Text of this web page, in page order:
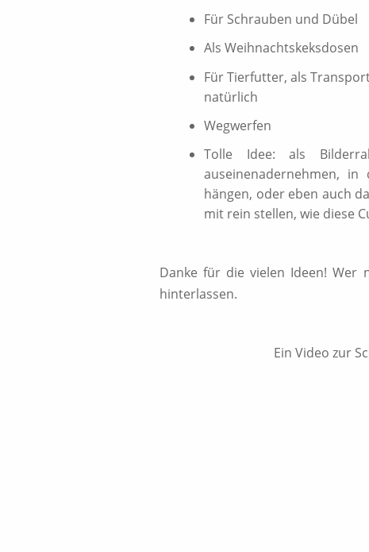
Für Schrauben und Dübel
Als Weihnachtskeksdosen
Für Tierfutter, als
natürlich
Wegwerfen
Tolle Idee: als
auseinenadernehmen,
hängen, oder eben auch
mit rein stellen, wie diese
Danke für die vielen Ideen! Wer
hinterlassen.
Ein Video zur